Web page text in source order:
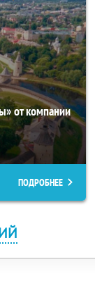
от компании
ПОДРОБНЕЕ